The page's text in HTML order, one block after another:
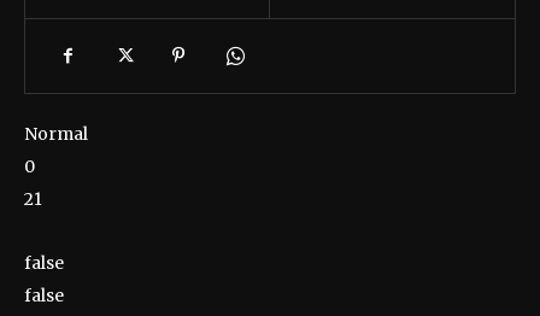
Normal
0
21
false
false